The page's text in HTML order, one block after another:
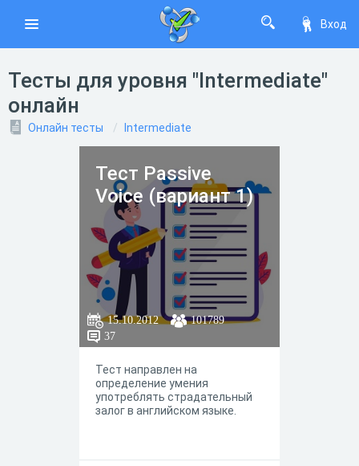
Вход
Тесты для уровня "Intermediate"
онлайн
Онлайн тесты Intermediate
Тест Passive
Voice (вариант 1)
15.10.2012
101789
37
Тест направлен на
определение умения
употреблять страдательный
залог в английском языке.